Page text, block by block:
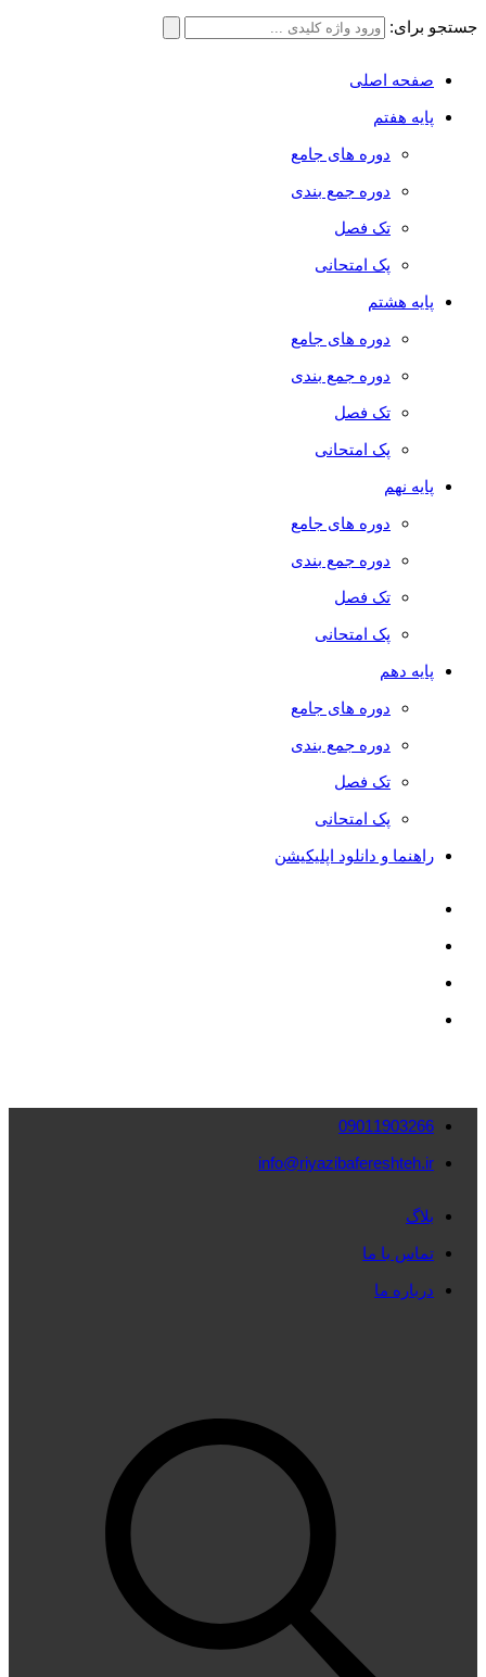
جستجو برای:
صفحه اصلی
پایه هفتم
دوره های جامع
دوره جمع بندی
تک فصل
پک امتحانی
پایه هشتم
دوره های جامع
دوره جمع بندی
تک فصل
پک امتحانی
پایه نهم
دوره های جامع
دوره جمع بندی
تک فصل
پک امتحانی
پایه دهم
دوره های جامع
دوره جمع بندی
تک فصل
پک امتحانی
راهنما و دانلود اپلیکیشن
09011903266
info@riyazibafereshteh.ir
بلاگ
تماس با ما
درباره ما